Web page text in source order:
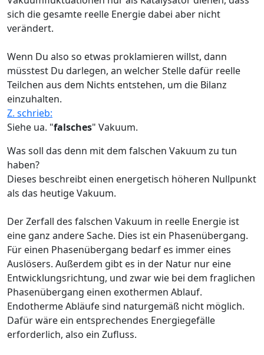
sich die gesamte reelle Energie dabei aber nicht
verändert.
Wenn Du also so etwas proklamieren willst, dann
müsstest Du darlegen, an welcher Stelle dafür reelle
Teilchen aus dem Nichts entstehen, um die Bilanz
einzuhalten.
Z. schrieb:
Siehe ua. "falsches" Vakuum.
Was soll das denn mit dem falschen Vakuum zu tun
haben?
Dieses beschreibt einen energetisch höheren Nullpunkt
als das heutige Vakuum.
Der Zerfall des falschen Vakuum in reelle Energie ist
eine ganz andere Sache. Dies ist ein Phasenübergang.
Für einen Phasenübergang bedarf es immer eines
Auslösers. Außerdem gibt es in der Natur nur eine
Entwicklungsrichtung, und zwar wie bei dem fraglichen
Phasenübergang einen exothermen Ablauf.
Endotherme Abläufe sind naturgemäß nicht möglich.
Dafür wäre ein entsprechendes Energiegefälle
erforderlich, also ein Zufluss.